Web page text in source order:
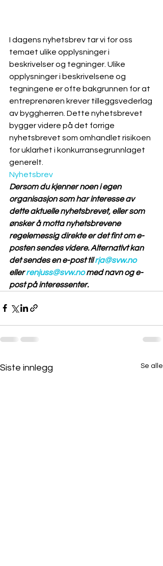
I dagens nyhetsbrev tar vi for oss
temaet ulike opplysninger i
beskrivelser og tegninger. Ulike
opplysninger i beskrivelsene og
tegningene er ofte bakgrunnen for at
entreprenøren krever tilleggsvederlag
av byggherren. Dette nyhetsbrevet
bygger videre på det forrige
nyhetsbrevet som omhandlet risikoen
for uklarhet i konkurransegrunnlaget
generelt.
Nyhetsbrev
Dersom du kjenner noen i egen
organisasjon som har interesse av
dette aktuelle nyhetsbrevet, eller som
ønsker å motta nyhetsbrevene
regelemessig direkte er det fint om e-
posten sendes videre. Alternativt kan
det sendes en e-post til rja@svw.no
eller renjuss@svw.no med navn og e-
post på interessenter.
Siste innlegg Se alle